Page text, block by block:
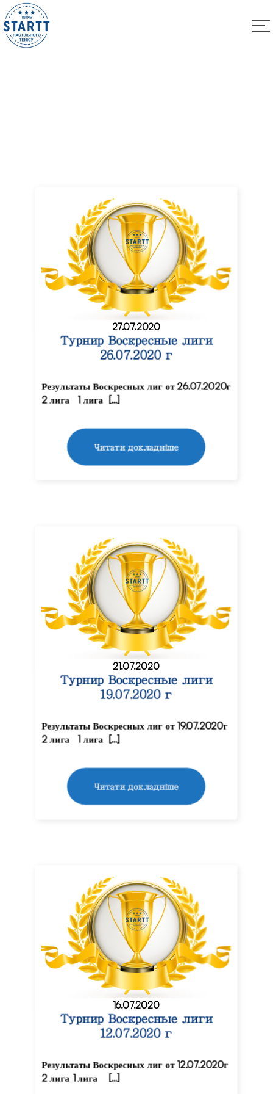
27.07.2020
Турнир Воскресные лиги
26.07.2020 г
Результаты Воскресных лиг от 26.07.2020г
2 лига 1 лига […]
Читати докладніше
21.07.2020
Турнир Воскресные лиги
19.07.2020 г
Результаты Воскресных лиг от 19.07.2020г
2 лига 1 лига […]
Читати докладніше
16.07.2020
Турнир Воскресные лиги
12.07.2020 г
Результаты Воскресных лиг от 12.07.2020г
2 лига 1 лига […]